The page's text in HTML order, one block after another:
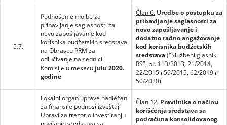
5.7.
Podnošenje molbe za
pribavljanje saglasnosti za
novo zapošljavanje kod
korisnika budžetskih sredstava
na Obrascu PRM za
odlučivanje na sednici
Komisije u mesecu julu 2020.
godine
Član 6. Uredbe o postupku za
pribavljanje saglasnosti za
novo zapošljavanje i
dodatno radno angažovanje
kod korisnika budžetskih
sredstava("Službeni glasnik
RS", br. 113/2013, 21/2014,
22/2015 i 59/2015, 62/2019 i
50/2020)
Lokalni organ uprave nadležan
za finansije podnosi izveštaj
Upravi za trezor o investiranju
Član 12. Pravilnika o načinu
korišćenja sredstava sa
podračuna konsolidovanog